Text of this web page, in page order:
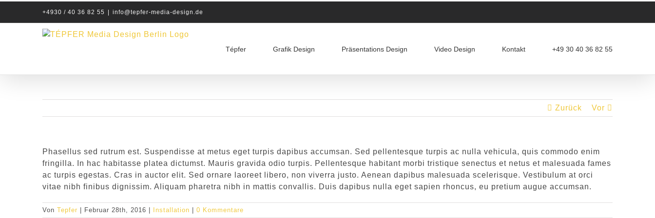
+4930 / 40 36 82 55 info@tepfer-media-design.de
Tépfer Grafik Design Präsentations Design Video Design Kontakt +49 30 40 36 82 55
Zurück Vor
Phasellus sed rutrum est. Suspendisse at metus eget turpis dapibus accumsan. Sed pellentesque turpis ac nulla vehicula, quis commodo enim
fringilla. In hac habitasse platea dictumst. Mauris gravida odio turpis. Pellentesque habitant morbi tristique senectus et netus et malesuada fames
ac turpis egestas. Cras in auctor elit. Sed ornare laoreet libero, non viverra justo. Aenean dapibus malesuada scelerisque. Vestibulum at orci
vitae nibh finibus dignissim. Aliquam pharetra nibh in mattis convallis. Duis dapibus nulla eget sapien rhoncus, eu pretium augue accumsan.
Von Tepfer Februar 28th, 2016 Installation 0 Kommentare